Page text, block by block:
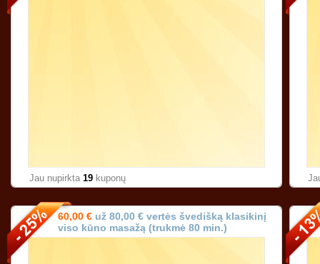
Jau nupirkta 19 kuponų
60,00 € už 80,00 € vertės švedišką klasikinį
viso kūno masažą (trukmė 80 min.)
Karoliniškėse Vilniuje!